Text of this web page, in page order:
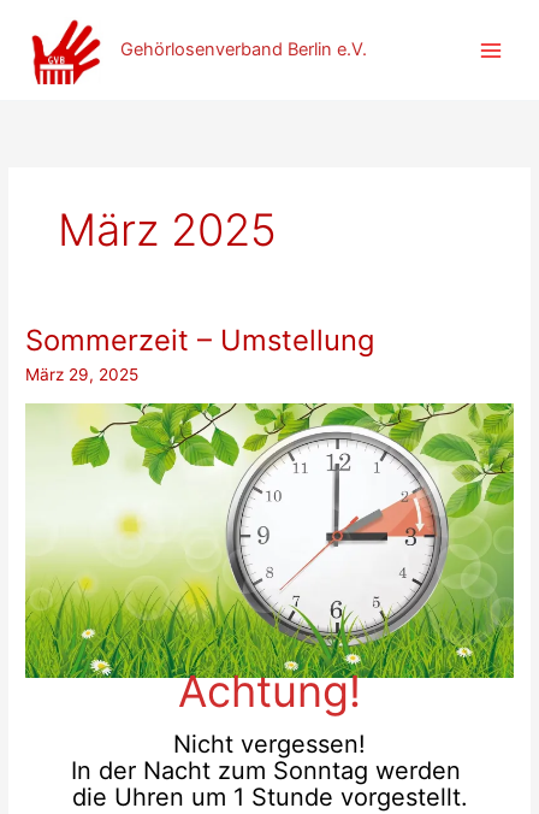
Inhalt
springen
Gehörlosenverband Berlin e.V.
März 2025
Sommerzeit – Umstellung
März 29, 2025
Achtung!
Nicht vergessen!
In der Nacht zum Sonntag werden
die Uhren um 1 Stunde vorgestellt.